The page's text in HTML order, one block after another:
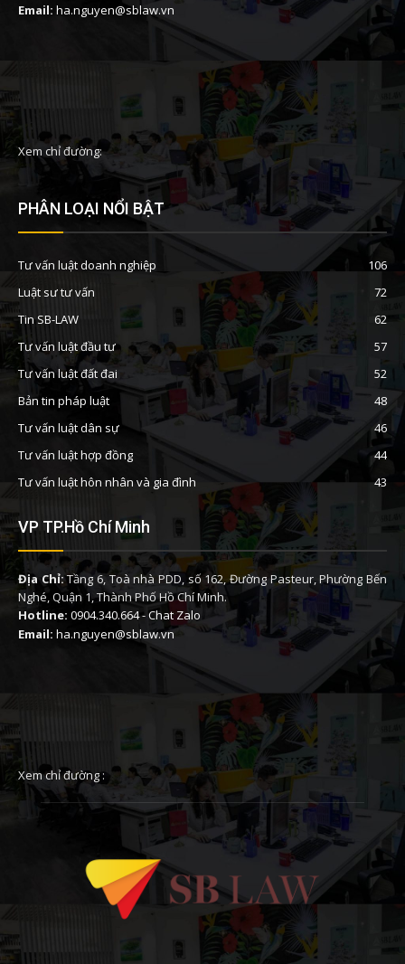
Email: ha.nguyen@sblaw.vn
Xem chỉ đường:
PHÂN LOẠI NỔI BẬT
Tư vấn luật doanh nghiệp
106
Luật sư tư vấn
72
Tin SB-LAW
62
Tư vấn luật đầu tư
57
Tư vấn luật đất đai
52
Bản tin pháp luật
48
Tư vấn luật dân sự
46
Tư vấn luật hợp đồng
44
Tư vấn luật hôn nhân và gia đình
43
VP TP.Hồ Chí Minh
Địa Chỉ:Tầng 6, Toà nhà PDD, số 162, Đường Pasteur, Phường Bến
Nghé, Quận 1, Thành Phố Hồ Chí Minh.
Hotline: 0904.340.664-Chat Zalo
Email: ha.nguyen@sblaw.vn
Xem chỉ đường :